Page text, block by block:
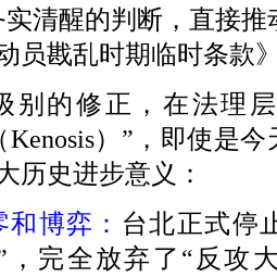
清醒的判断，直接推
员戡乱时期临时条款
别的修正，在法理
Kenosis）”，即使是
历史进步意义：
博弈： 台北正式停
，完全放弃了“反攻